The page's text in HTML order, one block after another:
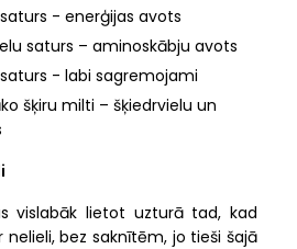
- enerģijas avots
saturs – aminoskābju avots
- labi sagremojami
šķiru milti – šķiedrvielu un
vislabāk lietot uzturā tad, kad
nelieli, bez saknītēm, jo tieši šajā